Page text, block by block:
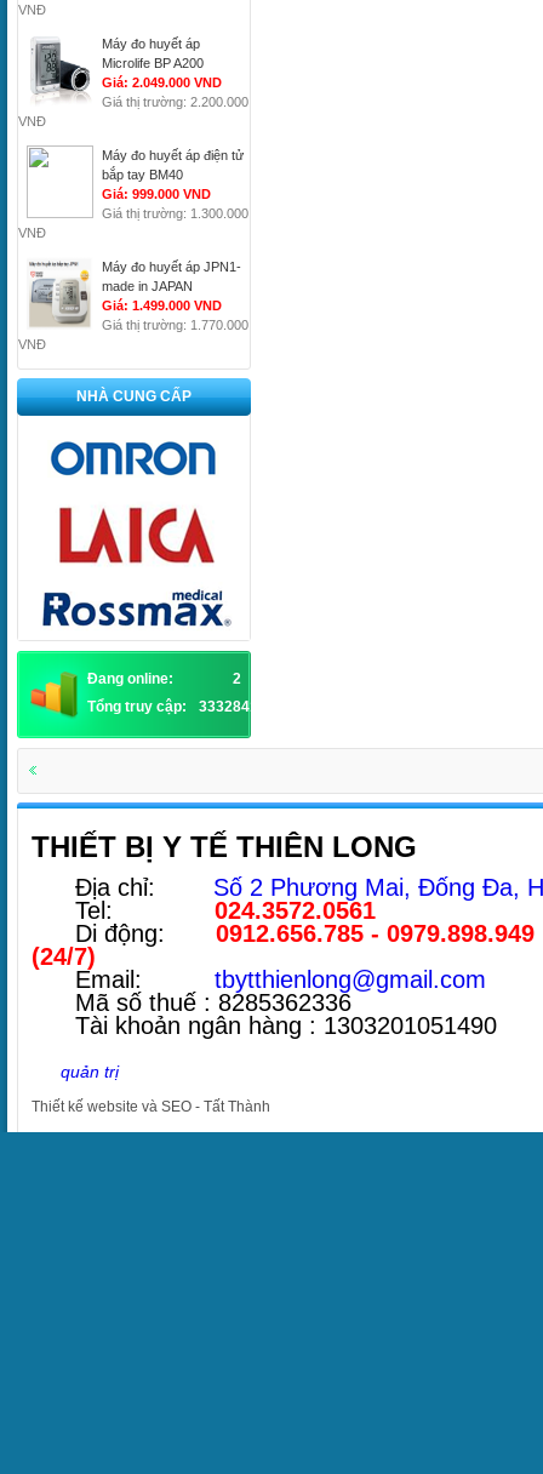
VNĐ
Máy đo huyết áp
Microlife BP A200
Giá: 2.049.000 VND
Giá thị trường: 2.200.000
VNĐ
Máy đo huyết áp điện tử
bắp tay BM40
Giá: 999.000 VND
Giá thị trường: 1.300.000
VNĐ
Máy đo huyết áp JPN1-
made in JAPAN
Giá: 1.499.000 VND
Giá thị trường: 1.770.000
VNĐ
NHÀ CUNG CẤP
Đang online:
2
Tổng truy cập:
3332841
THIẾT BỊ Y TẾ THIÊN LONG
Địa chỉ: Số 2 Phương Mai, Đống Đa,
Tel: 024.3572.0561
Di động: 0912.656.785 - 0979.898.949
(24/7)
Email: tbytthienlong@gmail.com
Mã số thuế : 8285362336
Tài khoản ngân hàng : 1303201051490
quản trị
Thiết kế website và SEO - Tất Thành